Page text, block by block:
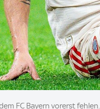
FC Bayern vorerst fehlen.